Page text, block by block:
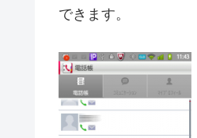
できます。